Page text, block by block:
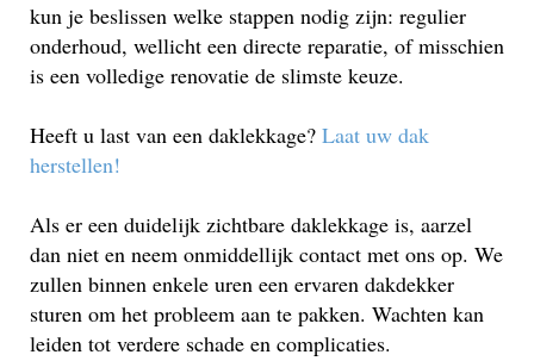
kun je beslissen welke stappen nodig zijn: regulier
onderhoud, wellicht een directe reparatie, of misschien
is een volledige renovatie de slimste keuze.
Heeft u last van een daklekkage? Laat uw dak
herstellen!
Als er een duidelijk zichtbare daklekkage is, aarzel
dan niet en neem onmiddellijk contact met ons op. We
zullen binnen enkele uren een ervaren dakdekker
sturen om het probleem aan te pakken. Wachten kan
leiden tot verdere schade en complicaties.